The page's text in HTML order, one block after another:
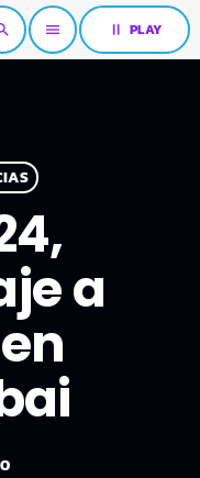
menu pause PLAY
a